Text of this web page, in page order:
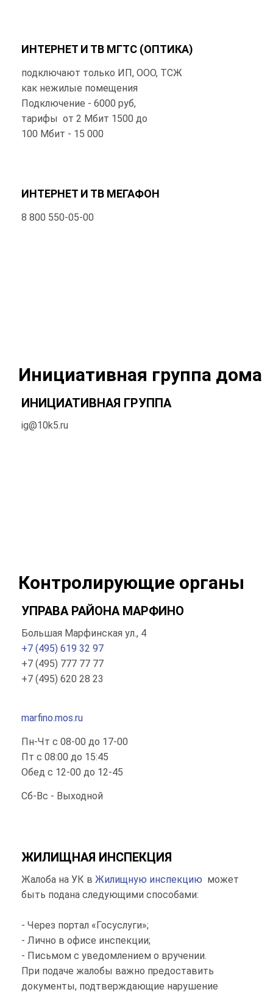
ИНТЕРНЕТ И ТВ МГТС (ОПТИКА)
подключают только ИП, ООО, ТСЖ
как нежилые помещения
Подключение - 6000 руб,
тарифы от 2 Мбит 1500 до
100 Мбит - 15 000
ИНТЕРНЕТ И ТВ МЕГАФОН
8 800 550‑05‑00
Инициативная группа дома
ИНИЦИАТИВНАЯ ГРУППА
ig@10k5.ru
Контролирующие органы
УПРАВА РАЙОНА МАРФИНО
Большая Марфинская ул., 4
+7 (495) 619 32 97
+7 (495) 777 77 77
+7 (495) 620 28 23
marfino.mos.ru
Пн-Чт с 08-00 до 17-00
Пт с 08:00 до 15:45
Обед с 12-00 до 12-45
Сб-Вс - Выходной
ЖИЛИЩНАЯ ИНСПЕКЦИЯ
Жалоба на УК в Жилищную инспекцию может
быть подана следующими способами:
- Через портал «Госуслуги»;
- Лично в офисе инспекции;
- Письмом с уведомлением о вручении.
При подаче жалобы важно предоставить
документы, подтверждающие нарушение